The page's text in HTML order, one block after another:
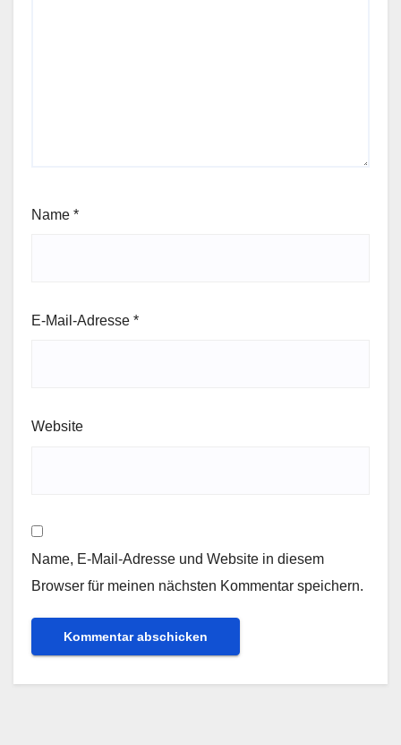
Name *
E-Mail-Adresse *
Website
Name, E-Mail-Adresse und Website in diesem
Browser für meinen nächsten Kommentar speichern.